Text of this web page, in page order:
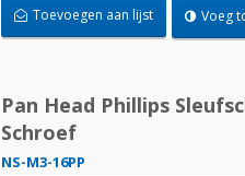
Toevoegen aan lijst Voeg
Pan Head Phillips
Schroef
NS-M3-16PP